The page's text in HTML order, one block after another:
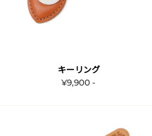
キーリング
¥9,900 -